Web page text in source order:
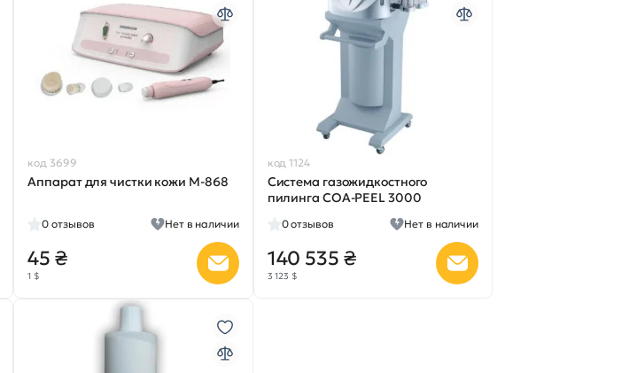
код 3699
Аппарат для чистки кожи M-868
0отзывов Нет в наличии
45 ₴
1 $
код 1124
Система газожидкостного
пилинга COA-PEEL 3000
0отзывов Нет в наличии
140 535 ₴
3 123 $